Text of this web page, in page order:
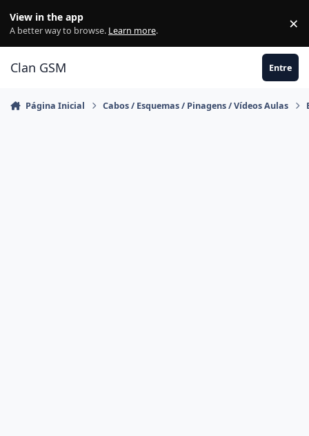
View in the app
A better way to browse. Learn more. ×
Clan GSM Entre
Página Inicial Cabos / Esquemas / Pinagens / Vídeos Aulas